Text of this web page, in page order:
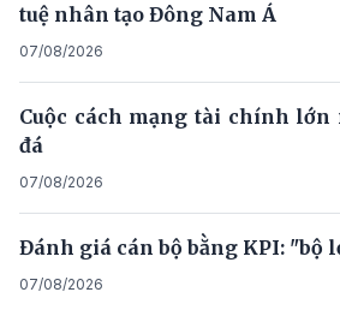
tuệ nhân tạo Đông Nam Á
07/08/2026
Cuộc cách mạng tài chính
đá
07/08/2026
Đánh giá cán bộ bằng KPI: "bộ
07/08/2026